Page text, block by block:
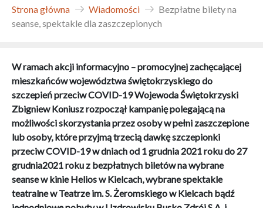
Strona główna Wiadomości
Bezpłatne bilety na
seanse, spektakle dla zaszczepionych
W ramach akcji informacyjno – promocyjnej zachęcającej
mieszkańców województwa świętokrzyskiego do
szczepień przeciw COVID-19 Wojewoda Świętokrzyski
Zbigniew Koniusz rozpoczął kampanię polegającą na
możliwości skorzystania przez osoby w pełni zaszczepione
lub osoby, które przyjmą trzecią dawkę szczepionki
przeciw COVID-19 w dniach od 1 grudnia 2021 roku do 27
grudnia2021 roku z bezpłatnych biletów na wybrane
seanse w kinie Helios w Kielcach, wybrane spektakle
teatralne w Teatrze im. S. Żeromskiego w Kielcach bądź